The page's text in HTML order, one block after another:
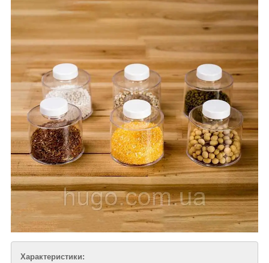
Характеристики: